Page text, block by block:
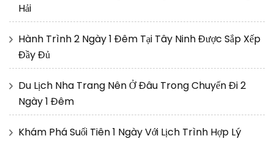
Hải
Hành Trình 2 Ngày 1 Đêm Tại Tây Ninh Được Sắp Xếp
Đầy Đủ
Du Lịch Nha Trang Nên Ở Đâu Trong Chuyến Đi 2
Ngày 1 Đêm
Khám Phá Suối Tiên 1 Ngày Với Lịch Trình Hợp Lý